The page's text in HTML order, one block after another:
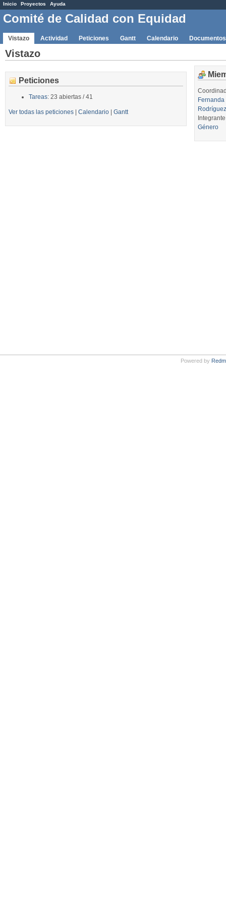
Inicio Proyectos Ayuda
Comité de Calidad con Equidad
Vistazo Actividad Peticiones Gantt Calendario Documentos
Vistazo
Peticiones
Tareas: 23 abiertas / 41
Ver todas las peticiones | Calendario | Gantt
Rodríguez
Género
Powered by